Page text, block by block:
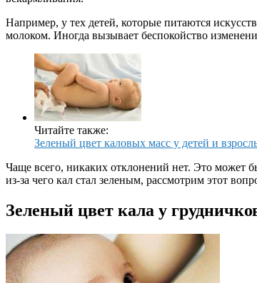
Например, у тех детей, которые питаются
молоком. Иногда вызывает беспокойство
Читайте также:
Зеленый цвет каловых масс у детей и
Чаще всего, никаких отклонений нет. Это может
из-за чего кал стал зеленым, рассмотрим этот
Зеленый цвет кала у